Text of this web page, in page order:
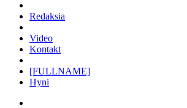
Redaksia
Video
Kontakt
[FULLNAME]
Hyni